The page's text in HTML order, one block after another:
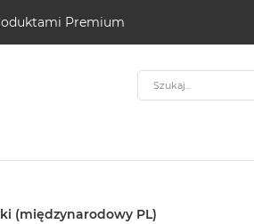
Premium
Szukaj
(międzynarodowy PL)